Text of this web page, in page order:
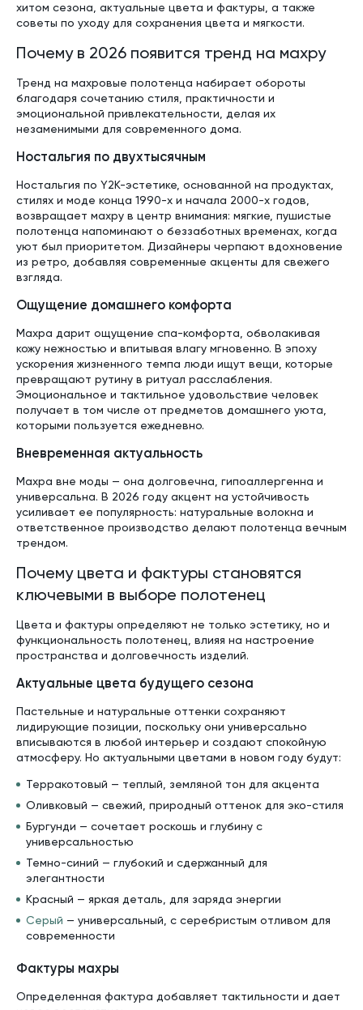
хитом сезона, актуальные цвета и фактуры, а также
советы по уходу для сохранения цвета и мягкости.
Почему в 2026 появится тренд на махру
Тренд на махровые полотенца набирает обороты
благодаря сочетанию стиля, практичности и
эмоциональной привлекательности, делая их
незаменимыми для современного дома.
Ностальгия по двухтысячным
Ностальгия по Y2K-эстетике, основанной на продуктах,
стилях и моде конца 1990-х и начала 2000-х годов,
возвращает махру в центр внимания: мягкие, пушистые
полотенца напоминают о беззаботных временах, когда
уют был приоритетом. Дизайнеры черпают вдохновение
из ретро, добавляя современные акценты для свежего
взгляда.
Ощущение домашнего комфорта
Махра дарит ощущение спа-комфорта, обволакивая
кожу нежностью и впитывая влагу мгновенно. В эпоху
ускорения жизненного темпа люди ищут вещи, которые
превращают рутину в ритуал расслабления.
Эмоциональное и тактильное удовольствие человек
получает в том числе от предметов домашнего уюта,
которыми пользуется ежедневно.
Вневременная актуальность
Махра вне моды — она долговечна, гипоаллергенна и
универсальна. В 2026 году акцент на устойчивость
усиливает ее популярность: натуральные волокна и
ответственное производство делают полотенца вечным
трендом.
Почему цвета и фактуры становятся
ключевыми в выборе полотенец
Цвета и фактуры определяют не только эстетику, но и
функциональность полотенец, влияя на настроение
пространства и долговечность изделий.
Актуальные цвета будущего сезона
Пастельные и натуральные оттенки сохраняют
лидирующие позиции, поскольку они универсально
вписываются в любой интерьер и создают спокойную
атмосферу. Но актуальными цветами в новом году будут:
Терракотовый — теплый, земляной тон для акцента
Оливковый — свежий, природный оттенок для эко-стиля
Бургунди — сочетает роскошь и глубину с
универсальностью
Темно-синий — глубокий и сдержанный для
элегантности
Красный — яркая деталь, для заряда энергии
Серый — универсальный, с серебристым отливом для
современности
Фактуры махры
Определенная фактура добавляет тактильности и дает